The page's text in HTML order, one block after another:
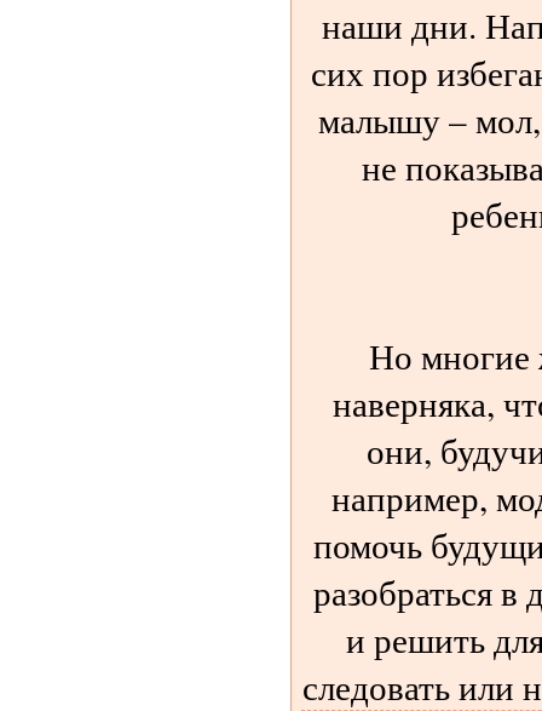
наши дни.
сих пор
малышу – мол,
не
Но
наверняка,
они,
например,
помочь
разобраться
и решить
следовать или